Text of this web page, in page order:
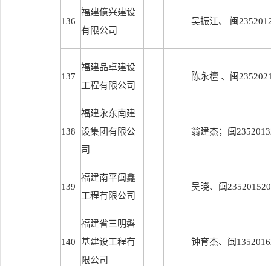
136
福建億兴建设
有限公司
吴振江、 闽
137
福建品卓建设
工程有限公司
陈永檀 、闽
138
福建永东南建
设集团有限公
司
翁建杰；闽
139
福建南平闽鑫
工程有限公司
吴晓、闽
140
福建省三明磐
基建设工程有
限公司
钟育杰、闽